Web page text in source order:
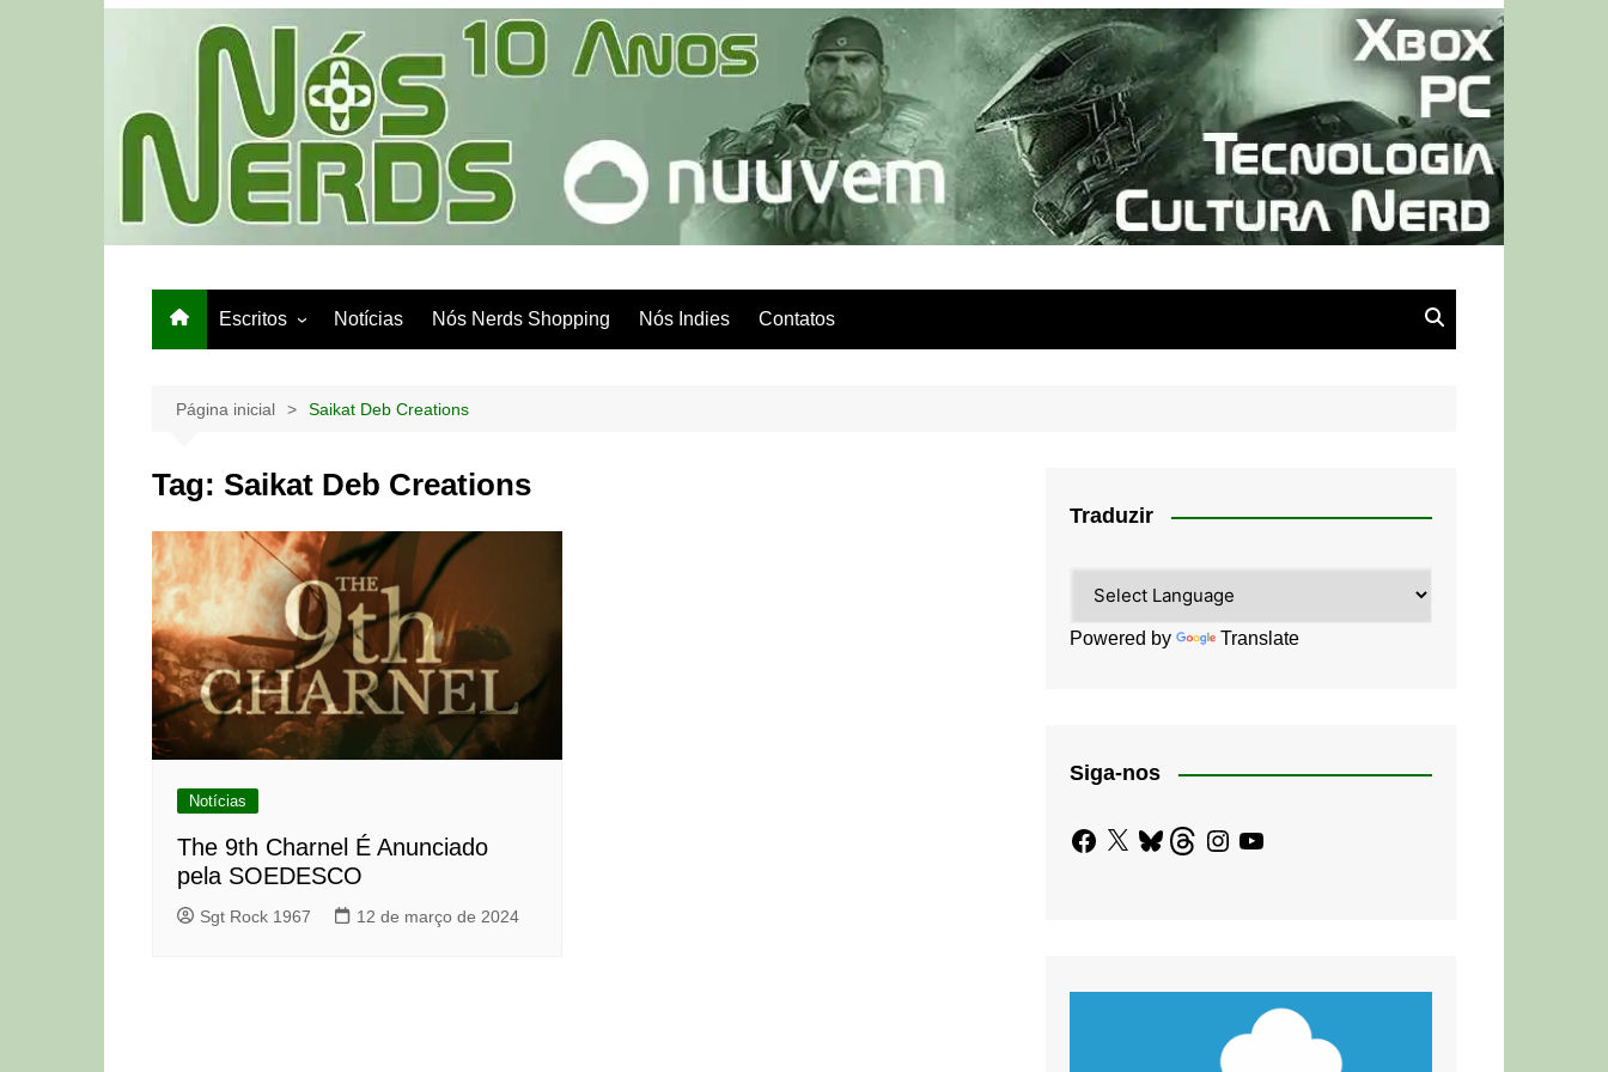
Escritos
Papo de Bar
Notícias Nós Nerds Shopping Nós Indies Contatos
Página inicial Saikat Deb Creations
Tag: Saikat Deb Creations
Notícias
The 9th Charnel É Anunciado
pela SOEDESCO
Sgt Rock 1967 12 de março de 2024
Traduzir
Powered by Translate
Siga-nos
Facebook
X BlueskyThreadsInstagram
YouTube